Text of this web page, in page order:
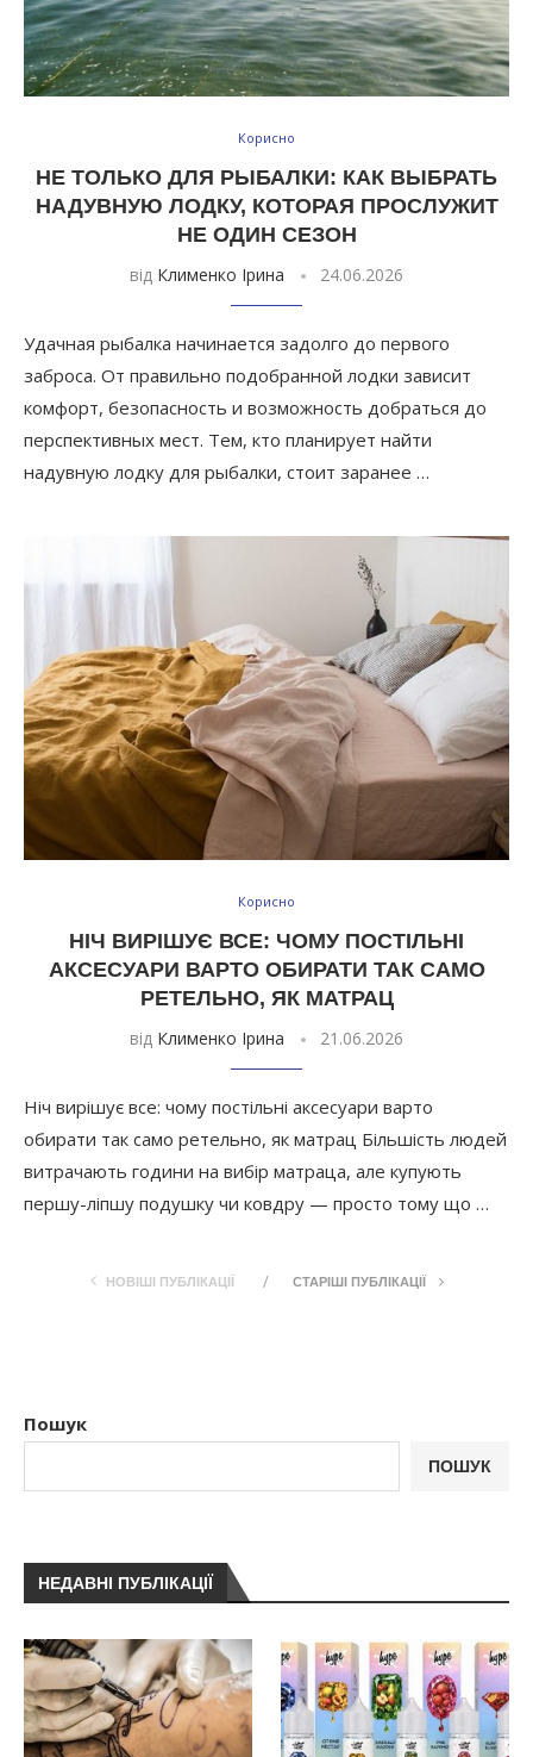
Корисно
НЕ ТОЛЬКО ДЛЯ РЫБАЛКИ: КАК ВЫБРАТЬ
НАДУВНУЮ ЛОДКУ, КОТОРАЯ ПРОСЛУЖИТ
НЕ ОДИН СЕЗОН
від Клименко Ірина 24.06.2026
Удачная рыбалка начинается задолго до первого
заброса. От правильно подобранной лодки зависит
комфорт, безопасность и возможность добраться до
перспективных мест. Тем, кто планирует найти
надувную лодку для рыбалки, стоит заранее …
Корисно
НІЧ ВИРІШУЄ ВСЕ: ЧОМУ ПОСТІЛЬНІ
АКСЕСУАРИ ВАРТО ОБИРАТИ ТАК САМО
РЕТЕЛЬНО, ЯК МАТРАЦ
від Клименко Ірина 21.06.2026
Ніч вирішує все: чому постільні аксесуари варто
обирати так само ретельно, як матрац Більшість людей
витрачають години на вибір матраца, але купують
першу-ліпшу подушку чи ковдру — просто тому що …
НОВІШІ ПУБЛІКАЦІЇ СТАРІШІ ПУБЛІКАЦІЇ
Пошук
ПОШУК
НЕДАВНІ ПУБЛІКАЦІЇ